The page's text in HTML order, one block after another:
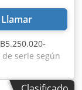
Llamar
serie según
152 x 152
usado, con